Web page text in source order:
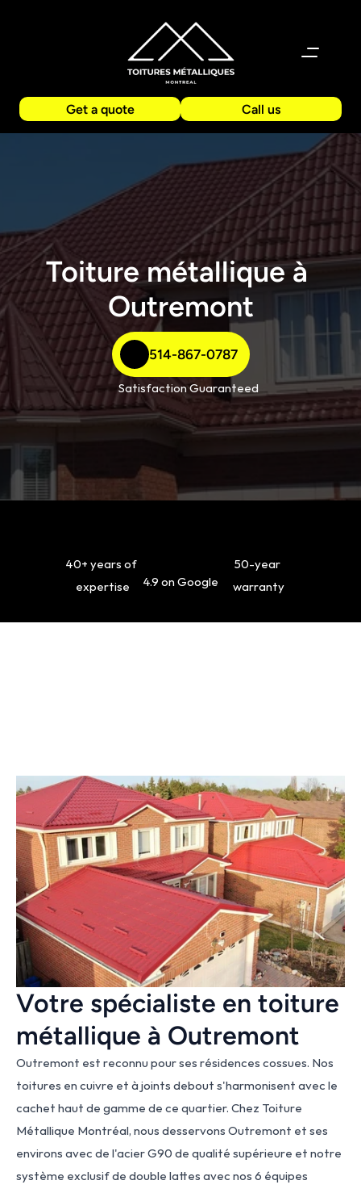
Get a quote Call us
Toiture métallique à
Outremont
514-867-0787
Satisfaction Guaranteed
40+ years of
expertise
4.9 on Google
50-year
warranty
Votre spécialiste en toiture
métallique à Outremont
Outremont est reconnu pour ses résidences cossues. Nos
toitures en cuivre et à joints debout s'harmonisent avec le
cachet haut de gamme de ce quartier. Chez Toiture
Métallique Montréal, nous desservons Outremont et ses
environs avec de l'acier G90 de qualité supérieure et notre
système exclusif de double lattes avec nos 6 équipes